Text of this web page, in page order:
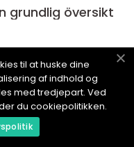
grundlig översikt
se
til at huske dine
af indhold og
med tredjepart. Ved
du cookiepolitikken.